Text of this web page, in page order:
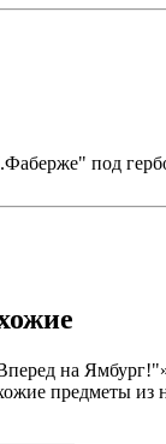
под
на
предметы из